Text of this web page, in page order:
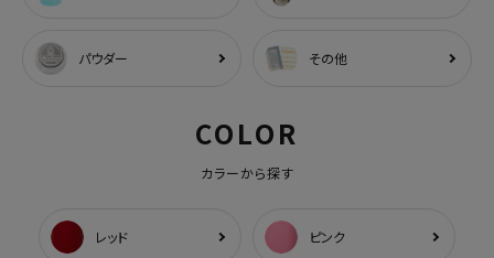
パウダー その他
COLOR
カラーから探す
レッド ピンク